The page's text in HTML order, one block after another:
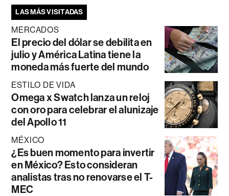
LAS MÁS VISITADAS
MERCADOS
El precio del dólar se debilita en
julio y América Latina tiene la
moneda más fuerte del mundo
ESTILO DE VIDA
Omega x Swatch lanza un reloj
con oro para celebrar el alunizaje
del Apollo 11
MÉXICO
¿Es buen momento para invertir
en México? Esto consideran
analistas tras no renovarse el T-
MEC